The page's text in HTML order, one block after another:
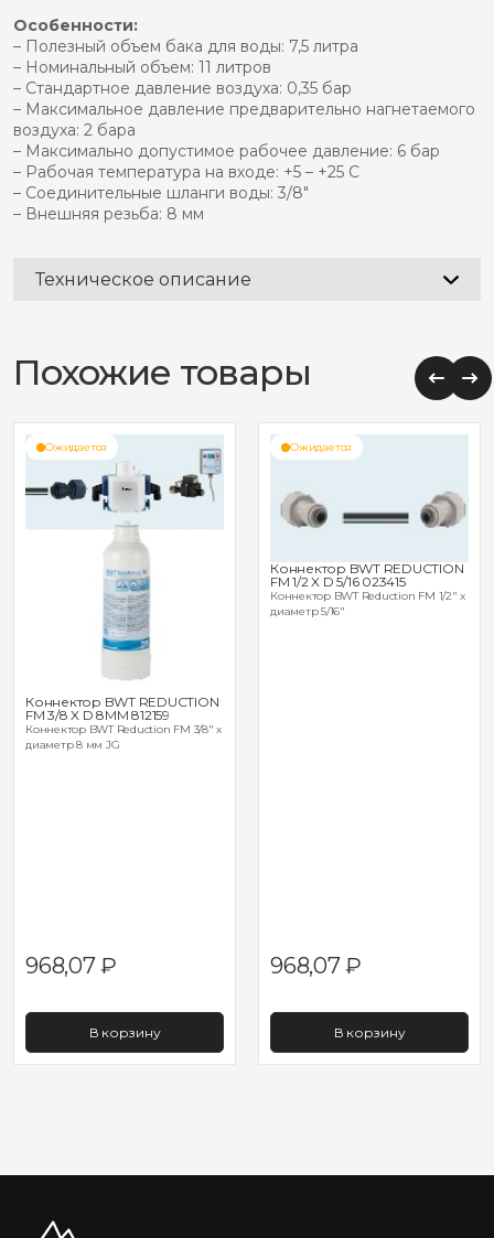
Особенности:
– Полезный объем бака для воды: 7,5 литра
– Номинальный объем: 11 литров
– Стандартное давление воздуха: 0,35 бар
– Максимальное давление предварительно нагнетаемого
воздуха: 2 бара
– Максимально допустимое рабочее давление: 6 бар
– Рабочая температура на входе: +5 – +25 С
– Соединительные шланги воды: 3/8″
– Внешняя резьба: 8 мм
Техническое описание
Похожие товары
Ожидается
Коннектор BWT REDUCTION
FM 3/8 X D 8MM 812159
Коннектор BWT Reduction FM 3/8" x
диаметр 8 мм JG
968,07₽
В корзину
Ожидается
Коннектор BWT REDUCTION
FM 1/2 X D 5/16 023415
Коннектор BWT Reduction FM 1/2" x
диаметр 5/16"
968,07₽
В корзину